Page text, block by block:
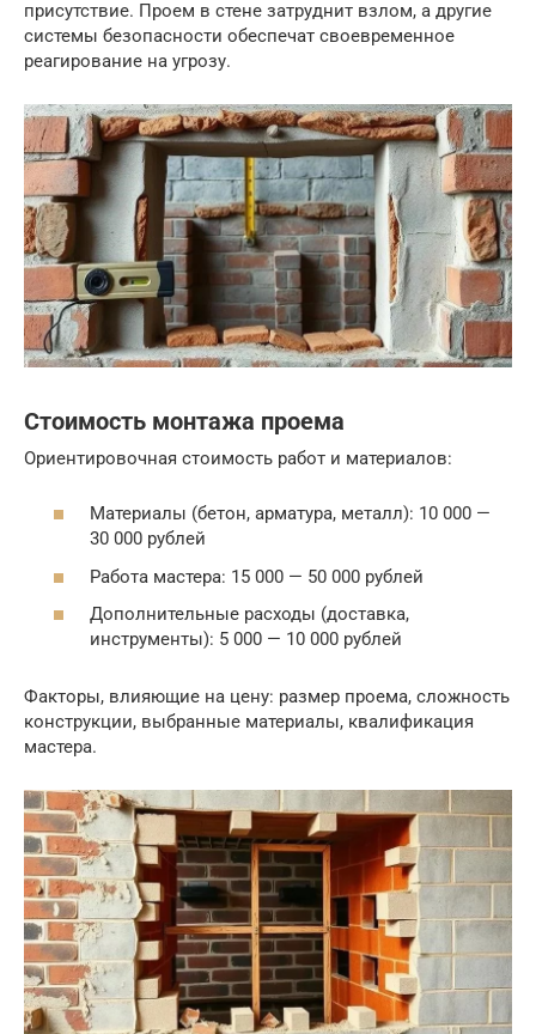
присутствие. Проем в стене затруднит взлом, а другие
системы безопасности обеспечат своевременное
реагирование на угрозу.
Стоимость монтажа проема
Ориентировочная стоимость работ и материалов:
Материалы (бетон, арматура, металл): 10 000 —
30 000 рублей
Работа мастера: 15 000 — 50 000 рублей
Дополнительные расходы (доставка,
инструменты): 5 000 — 10 000 рублей
Факторы, влияющие на цену: размер проема, сложность
конструкции, выбранные материалы, квалификация
мастера.